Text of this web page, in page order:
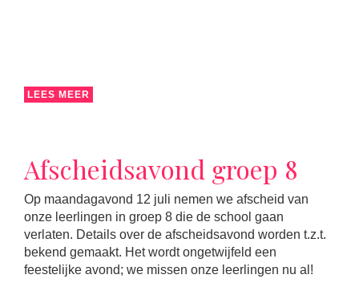
LEES MEER
Afscheidsavond groep 8
Op maandagavond 12 juli nemen we afscheid van
onze leerlingen in groep 8 die de school gaan
verlaten. Details over de afscheidsavond worden t.z.t.
bekend gemaakt. Het wordt ongetwijfeld een
feestelijke avond; we missen onze leerlingen nu al!